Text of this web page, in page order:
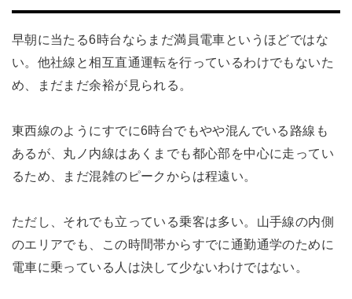
早朝に当たる6時台ならまだ満員電車というほどではな
い。他社線と相互直通運転を行っているわけでもないた
め、まだまだ余裕が見られる。
東西線のようにすでに6時台でもやや混んでいる路線も
あるが、丸ノ内線はあくまでも都心部を中心に走ってい
るため、まだ混雑のピークからは程遠い。
ただし、それでも立っている乗客は多い。山手線の内側
のエリアでも、この時間帯からすでに通勤通学のために
電車に乗っている人は決して少ないわけではない。